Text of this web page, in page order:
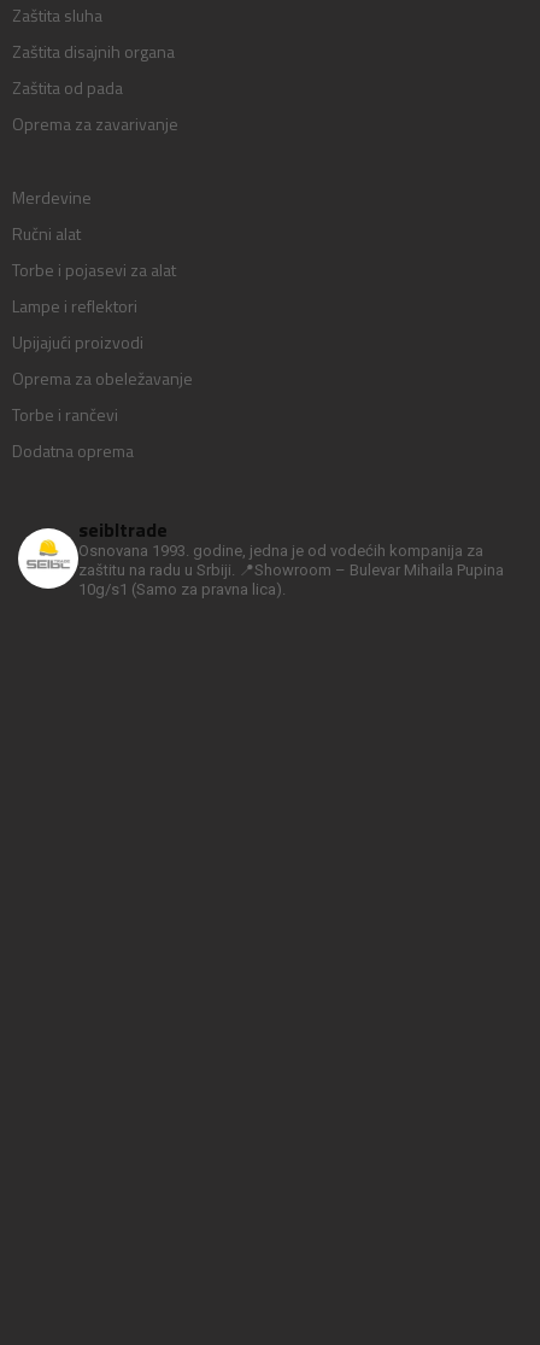
Zaštita sluha
Zaštita disajnih organa
Zaštita od pada
Oprema za zavarivanje
Merdevine
Ručni alat
Torbe i pojasevi za alat
Lampe i reflektori
Upijajući proizvodi
Oprema za obeležavanje
Torbe i rančevi
Dodatna oprema
seibltrade
Osnovana 1993. godine, jedna je od vodećih kompanija za
zaštitu na radu u Srbiji.
📍Showroom – Bulevar Mihaila Pupina
10g/s1 (Samo za pravna lica).